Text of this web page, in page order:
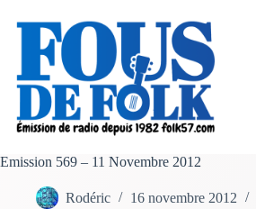
Emission 569 – 11 Novembre 2012
Rodéric 16 novembre 2012